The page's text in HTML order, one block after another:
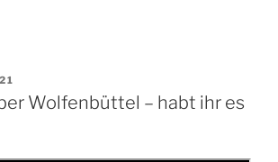
Wolfenbüttel – habt ihr es